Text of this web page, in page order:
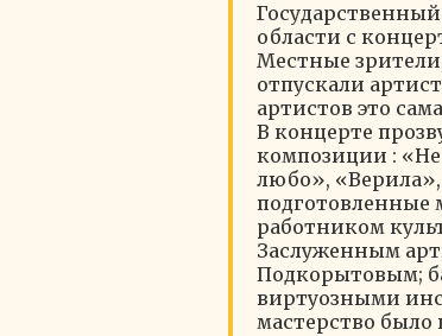
области с
Местные
отпускали
артистов это
В концерте
композиции :
любо»,
подготовленные
работником
Заслуженным
Подкорытовым;
виртуозными
мастерство